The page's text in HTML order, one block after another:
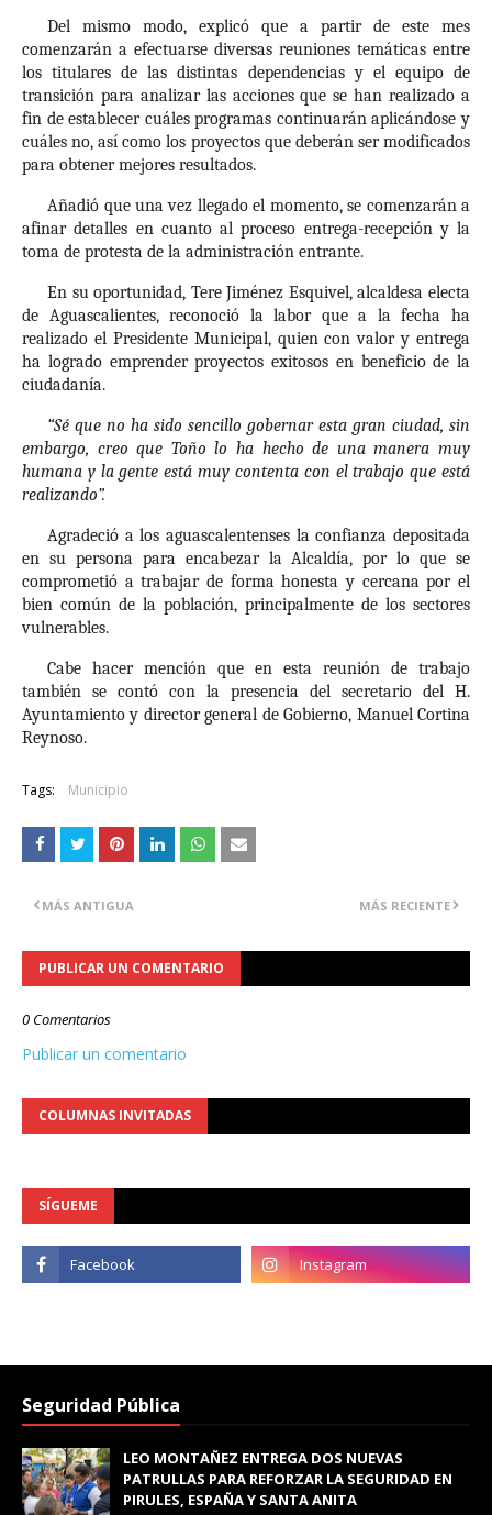
Del mismo modo, explicó que a partir de este mes
comenzarán a efectuarse diversas reuniones temáticas entre
los titulares de las distintas dependencias y el equipo de
transición para analizar las acciones que se han realizado a
fin de establecer cuáles programas continuarán aplicándose y
cuáles no, así como los proyectos que deberán ser modificados
para obtener mejores resultados.
Añadió que una vez llegado el momento, se comenzarán a
afinar detalles en cuanto al proceso entrega-recepción y la
toma de protesta de la administración entrante.
En su oportunidad, Tere Jiménez Esquivel, alcaldesa electa
de Aguascalientes, reconoció la labor que a la fecha ha
realizado el Presidente Municipal, quien con valor y entrega
ha logrado emprender proyectos exitosos en beneficio de la
ciudadanía.
“Sé que no ha sido sencillo gobernar esta gran ciudad, sin
embargo, creo que Toño lo ha hecho de una manera muy
humana y la gente está muy contenta con el trabajo que está
realizando”.
Agradeció a los aguascalentenses la confianza depositada
en su persona para encabezar la Alcaldía, por lo que se
comprometió a trabajar de forma honesta y cercana por el
bien común de la población, principalmente de los sectores
vulnerables.
Cabe hacer mención que en esta reunión de trabajo
también se contó con la presencia del secretario del H.
Ayuntamiento y director general de Gobierno, Manuel Cortina
Reynoso.
Tags: Municipio
MÁS RECIENTE
MÁS ANTIGUA
PUBLICAR UN COMENTARIO
0 Comentarios
Publicar un comentario
COLUMNAS INVITADAS
SÍGUEME
Seguridad Pública
LEO MONTAÑEZ ENTREGA DOS NUEVAS
PATRULLAS PARA REFORZAR LA SEGURIDAD EN
PIRULES, ESPAÑA Y SANTA ANITA